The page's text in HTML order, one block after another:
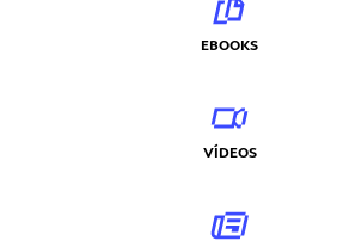
EBOOKS
VÍDEOS